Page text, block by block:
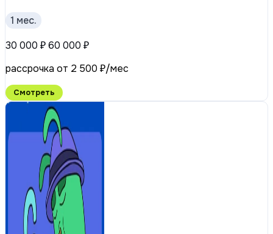
1 мес.
30 000 ₽60 000 ₽
рассрочка от 2 500 ₽/мес
Смотреть